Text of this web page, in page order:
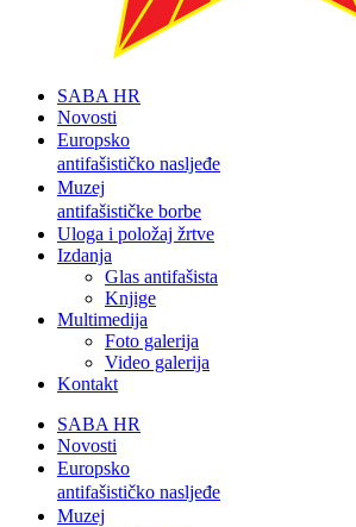
SABA HR
Novosti
Europsko
antifašističko nasljeđe
Muzej
antifašističke borbe
Uloga i položaj žrtve
Izdanja
Glas antifašista
Knjige
Multimedija
Foto galerija
Video galerija
Kontakt
SABA HR
Novosti
Europsko
antifašističko nasljeđe
Muzej